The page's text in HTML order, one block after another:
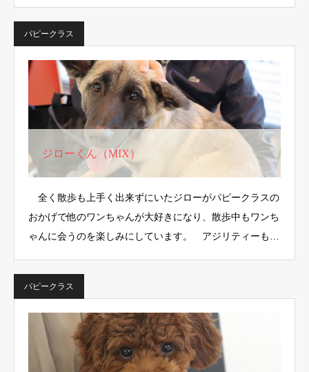
パピークラス
ジローくん（MIX）
全く散歩も上手く出来ずにいたジローがパピークラスの
おかげで他のワンちゃんが大好きになり、散歩中もワンち
ゃんに会うのを楽しみにしています。 アジリティーも
パピークラス